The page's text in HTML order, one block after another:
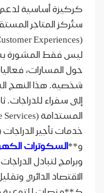
كركيزة أساسية لدعم
ستُركز المتاجر
ليس فقط المشورة
حول المسارات،
شخصية. هذا النهج
إلى سفراء للدراجات.
خدمات تأجير
و**السكوترات
وبرامج لتبادل
الاقتصاد الدائري